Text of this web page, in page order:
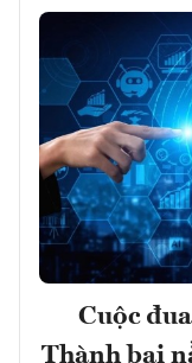
Cuộc
Thành bại